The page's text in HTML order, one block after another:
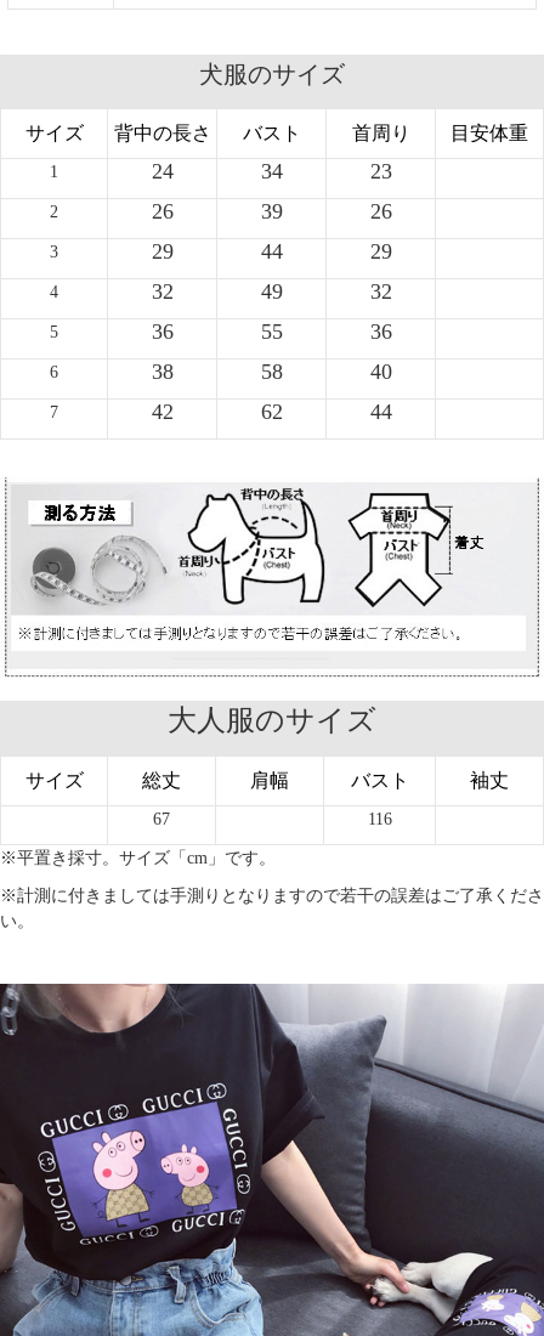
犬服のサイズ
サイズ 背中の長さ バスト 首周り 目安体重
1 24 34 23
2 26 39 26
3 29 44 29
4 32 49 32
5 36 55 36
6 38 58 40
7 42 62 44
大人服のサイズ
サイズ 総丈 肩幅 バスト 袖丈
67 116
※平置き採寸。サイズ「cm」です。
※計測に付きましては手測りとなりますので若干の誤差はご了承くださ
い。